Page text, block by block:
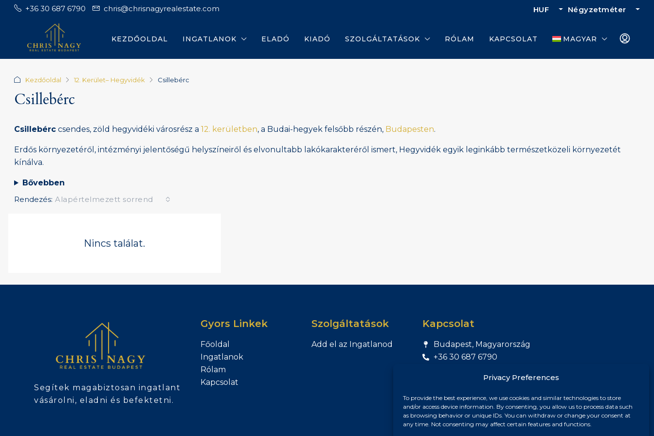
Privacy Preferences
To provide the best experience, we use cookies and similar technologies to store
and/or access device information. By consenting, you allow us to process data such
as browsing behavior or unique IDs. You can withdraw or change your consent at
any time. Not consenting may affect certain features and functions.
+36 30 687 6790 chris@chrisnagyrealestate.com HUF Négyzetméter
KEZDŐOLDAL INGATLANOK ELADÓ KIADÓ SZOLGÁLTATÁSOK RÓLAM KAPCSOLAT MAGYAR
Kezdőoldal 12. Kerület– Hegyvidék Csillebérc
Csillebérc
Csillebérc csendes, zöld hegyvidéki városrész a 12. kerületben, a Budai-hegyek felsőbb részén, Budapesten.
Erdős környezetéről, intézményi jelentőségű helyszíneiről és elvonultabb lakókarakteréről ismert, Hegyvidék egyik leginkább természetközeli környezetét
kínálva.
Bővebben
Rendezés: Alapértelmezett sorrend
Nincs találat.
Segítek magabiztosan ingatlant
vásárolni, eladni és befektetni.
Gyors Linkek
Főoldal
Ingatlanok
Rólam
Kapcsolat
Szolgáltatások
Add el az Ingatlanod
Kapcsolat
Budapest, Magyarország
+36 30 687 6790